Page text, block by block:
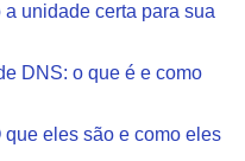
unidade certa para sua
DNS: o que é e como
eles são e como eles